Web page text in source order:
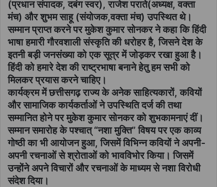
(प्रधान संपादक, दबंग स्वर), राजेश पराते(अध्यक्ष, वक्ता
मंच) और शुभम साहू (संयोजक,वक्ता मंच) उपस्थित थे।
सम्मान प्राप्त करने पर मुकेश कुमार सोनकर ने कहा कि हिंदी
भाषा हमारी गौरवशाली संस्कृति की धरोहर है, जिसने देश के
इतनी बड़ी जनसंख्या को एक सूत्र में जोड़कर रखा हुआ है।
हिंदी को हमारे देश की राष्ट्रभाषा बनाने हेतु हम सभी को
मिलकर प्रयास करने चाहिए।
कार्यक्रम में छत्तीसगढ़ राज्य के अनेक साहित्यकारों, कवियों
और सामाजिक कार्यकर्ताओं ने उपस्थिति दर्ज की तथा
सम्मानित होने पर मुकेश कुमार सोनकर को शुभकामनाएं दीं।
सम्मान समारोह के पश्चात् “नशा मुक्ति” विषय पर एक काव्य
गोष्ठी का भी आयोजन हुआ, जिसमें विभिन्न कवियों ने अपनी-
अपनी रचनाओं से श्रोताओं को भावविभोर किया। जिसमें
उन्होंने अपने विचारों और रचनाओं के माध्यम से नशा विरोधी
संदेश दिया।